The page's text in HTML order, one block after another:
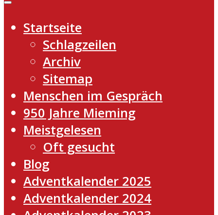
Startseite
Schlagzeilen
Archiv
Sitemap
Menschen im Gespräch
950 Jahre Mieming
Meistgelesen
Oft gesucht
Blog
Adventkalender 2025
Adventkalender 2024